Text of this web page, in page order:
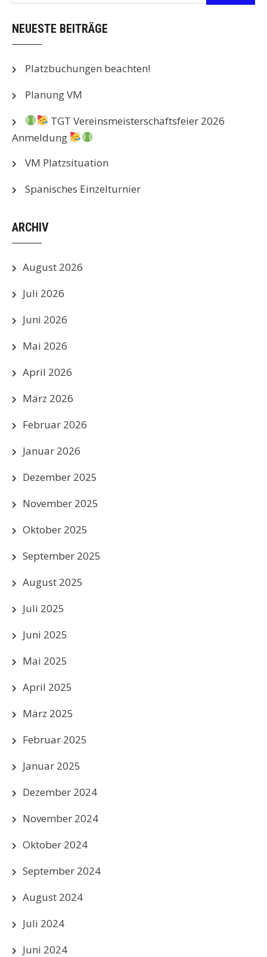
NEUESTE BEITRÄGE
Platzbuchungen beachten!
Planung VM
TGT Vereinsmeisterschaftsfeier 2026
Anmeldung
VM Platzsituation
Spanisches Einzelturnier
ARCHIV
August 2026
Juli 2026
Juni 2026
Mai 2026
April 2026
März 2026
Februar 2026
Januar 2026
Dezember 2025
November 2025
Oktober 2025
September 2025
August 2025
Juli 2025
Juni 2025
Mai 2025
April 2025
März 2025
Februar 2025
Januar 2025
Dezember 2024
November 2024
Oktober 2024
September 2024
August 2024
Juli 2024
Juni 2024